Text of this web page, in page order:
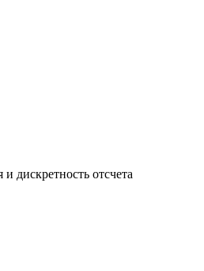
дискретность отсчета